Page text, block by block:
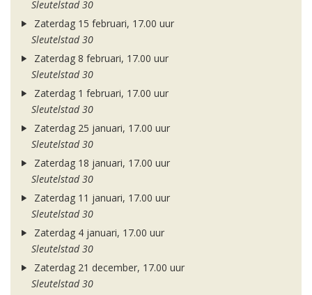
Sleutelstad 30
Zaterdag 15 februari, 17.00 uur
Sleutelstad 30
Zaterdag 8 februari, 17.00 uur
Sleutelstad 30
Zaterdag 1 februari, 17.00 uur
Sleutelstad 30
Zaterdag 25 januari, 17.00 uur
Sleutelstad 30
Zaterdag 18 januari, 17.00 uur
Sleutelstad 30
Zaterdag 11 januari, 17.00 uur
Sleutelstad 30
Zaterdag 4 januari, 17.00 uur
Sleutelstad 30
Zaterdag 21 december, 17.00 uur
Sleutelstad 30